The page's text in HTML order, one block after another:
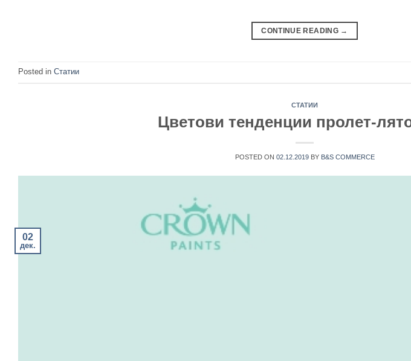
CONTINUE READING →
Posted in Статии
СТАТИИ
Цветови тенденции пролет-
POSTED ON 02.12.2019 BY B&S COMMERCE
02
дек.